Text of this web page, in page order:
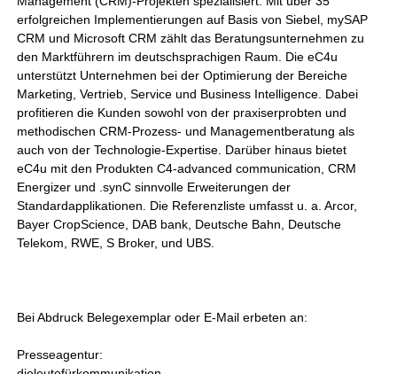
erfolgreichen Implementierungen auf Basis von Siebel, mySAP
CRM und Microsoft CRM zählt das Beratungsunternehmen zu
den Marktführern im deutschsprachigen Raum. Die eC4u
unterstützt Unternehmen bei der Optimierung der Bereiche
Marketing, Vertrieb, Service und Business Intelligence. Dabei
profitieren die Kunden sowohl von der praxiserprobten und
methodischen CRM-Prozess- und Managementberatung als
auch von der Technologie-Expertise. Darüber hinaus bietet
eC4u mit den Produkten C4-advanced communication, CRM
Energizer und .synC sinnvolle Erweiterungen der
Standardapplikationen. Die Referenzliste umfasst u. a. Arcor,
Bayer CropScience, DAB bank, Deutsche Bahn, Deutsche
Telekom, RWE, S Broker, und UBS.
Bei Abdruck Belegexemplar oder E-Mail erbeten an:
Presseagentur: